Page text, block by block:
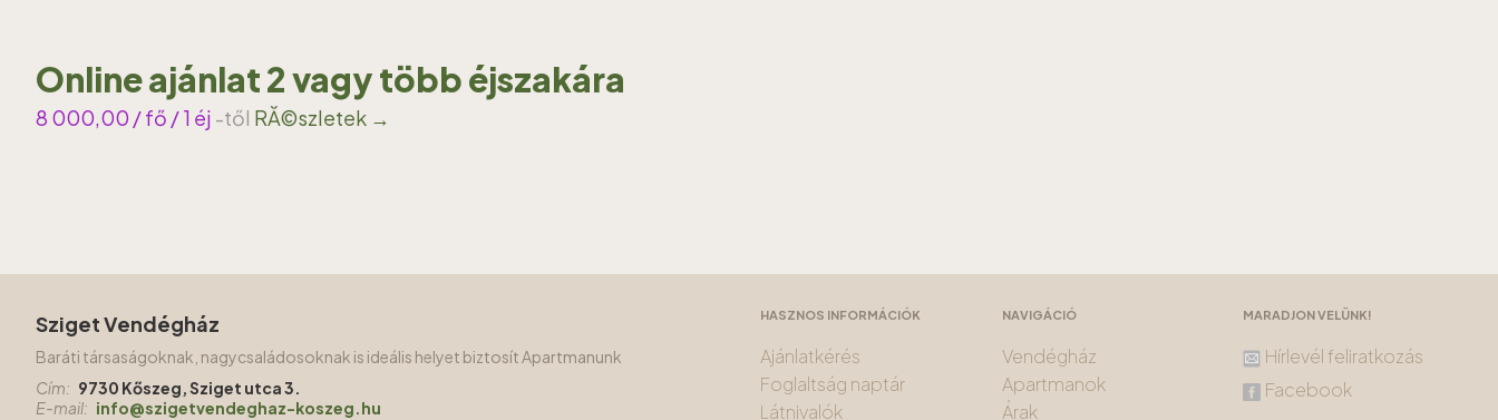
Online ajánlat 2 vagy több éjszakára
8 000,00 / fő / 1 éj -től RĂ©szletek →
Sziget Vendégház
Baráti társaságoknak, nagycsaládosoknak is ideális helyet biztosít Apartmanunk
Cím: 9730 Kőszeg, Sziget utca 3.
E-mail: info@szigetvendeghaz-koszeg.hu
HASZNOS INFORMÁCIÓK
Ajánlatkérés
Foglaltság naptár
Látnivalók
NAVIGÁCIÓ
Vendégház
Apartmanok
Árak
MARADJON VELÜNK!
Hírlevél feliratkozás
Facebook